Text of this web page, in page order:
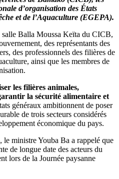
préparatoires
des
généraux
de
l’Élevage,
de
et
de
d’organisation des États
et de l’Aquaculture (EGEPA).
salle Balla Moussa Keïta du CICB,
des représentants des
des professionnels des filières de
ainsi que les membres de
les filières animales,
la sécurité alimentaire et
généraux ambitionnent de poser
de trois secteurs considérés
économique du pays.
ministre Youba Ba a rappelé que
de longue date des acteurs du
lors de la Journée paysanne